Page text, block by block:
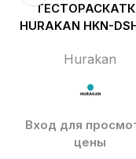
HURAKAN HKN-
Hurakan
Вход для
цены